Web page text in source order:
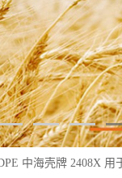
中海壳牌 2408X 用